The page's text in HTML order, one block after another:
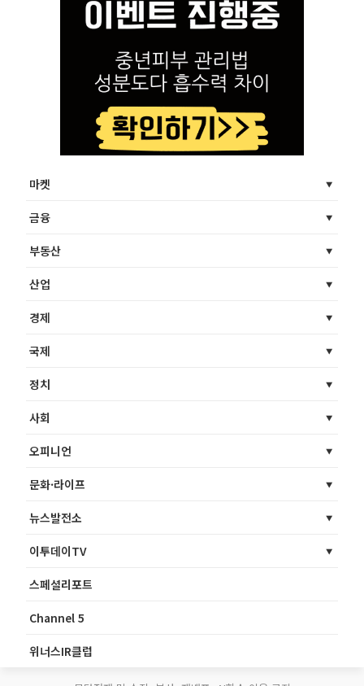
마켓
금융
부동산
산업
경제
국제
정치
사회
오피니언
문화·라이프
뉴스발전소
이투데이TV
스페셜리포트
Channel 5
위너스IR클럽